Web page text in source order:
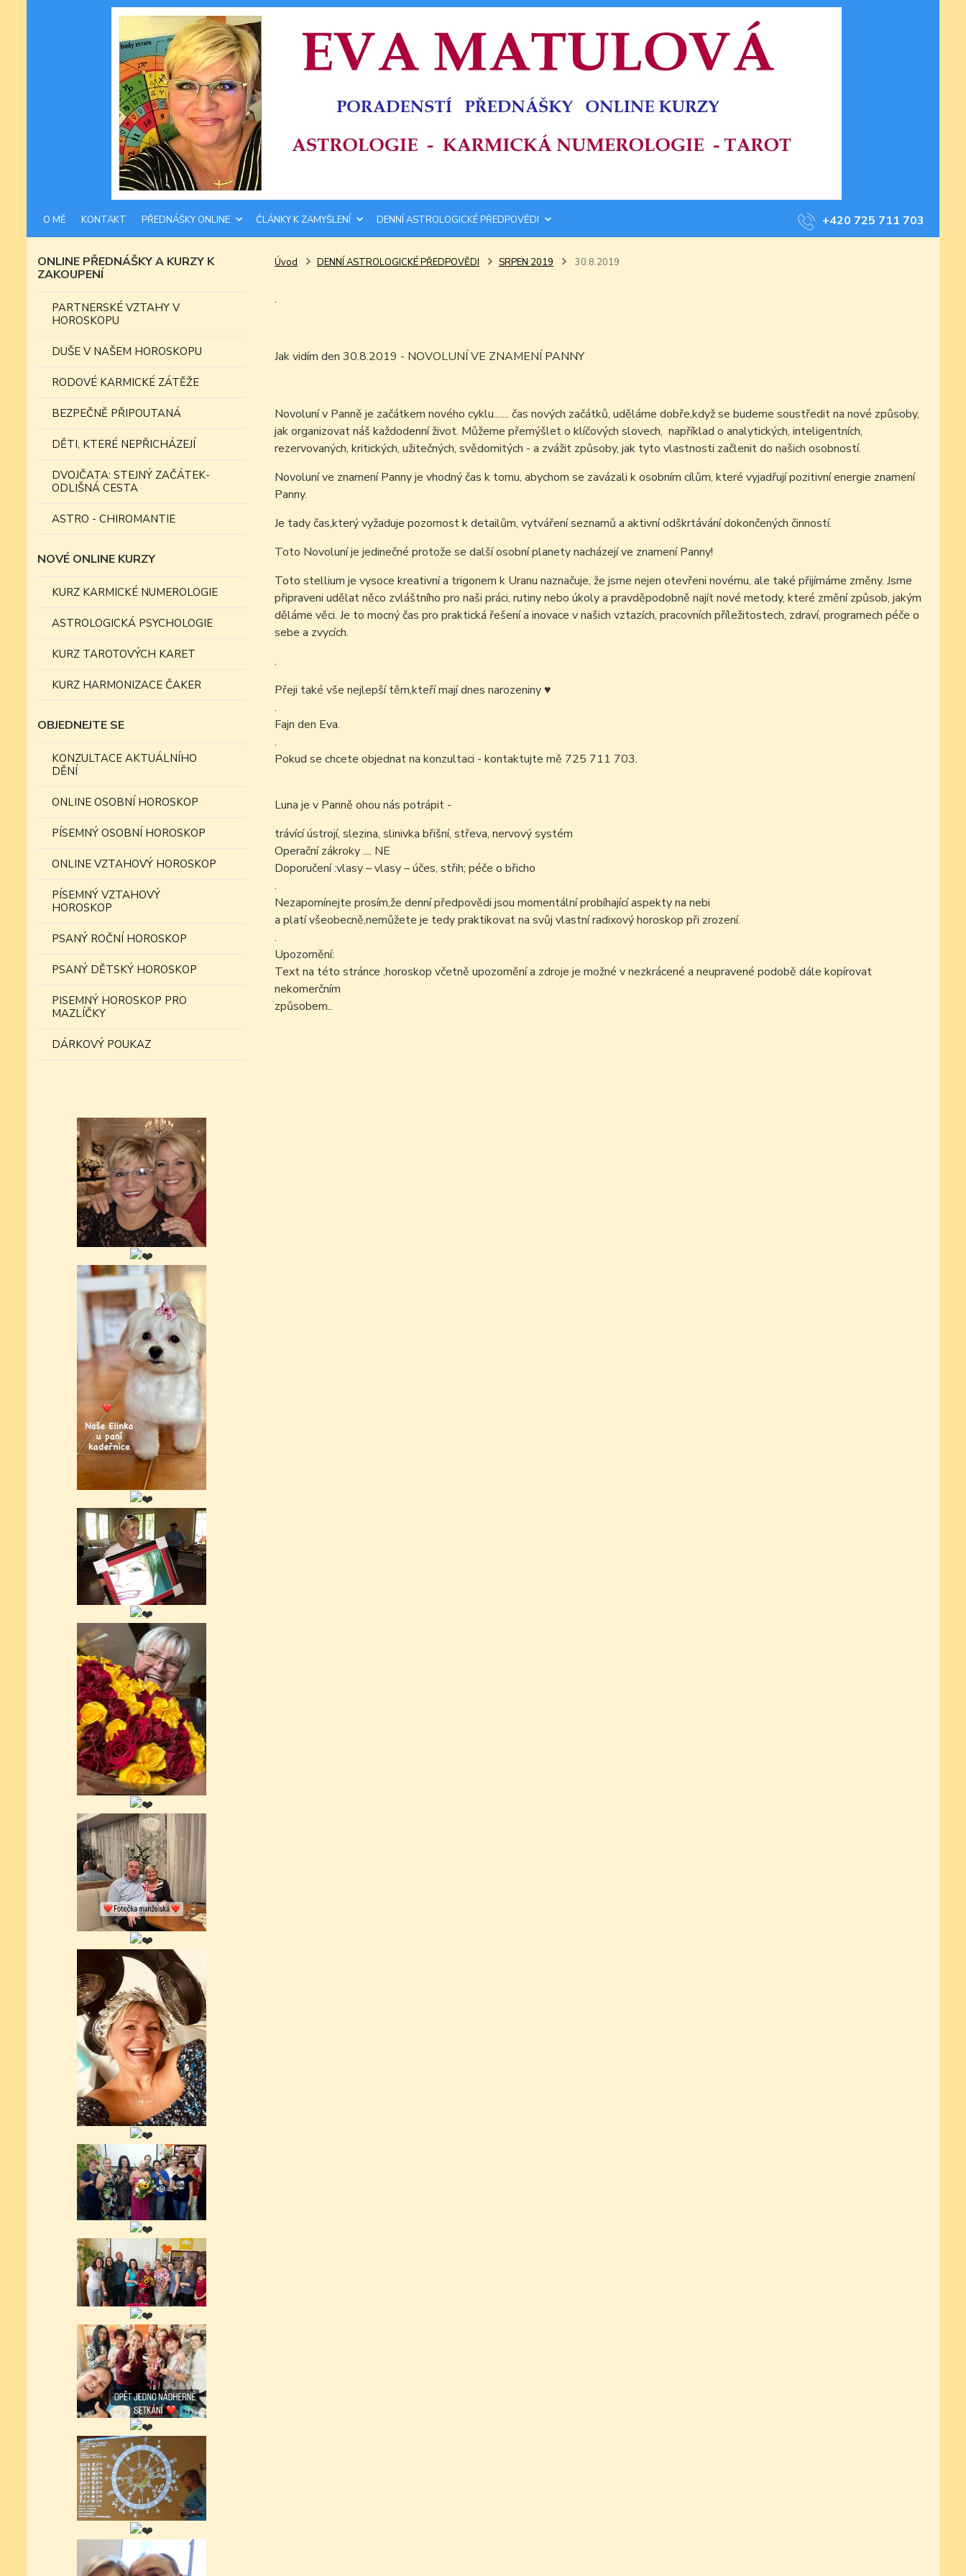
O MĚ KONTAKT PŘEDNÁŠKY ONLINE ČLÁNKY K ZAMYŠLENÍ DENNÍ ASTROLOGICKÉ PŘEDPOVĚDI +420 725 711 703
ONLINE PŘEDNÁŠKY A KURZY K
ZAKOUPENÍ
PARTNERSKÉ VZTAHY V
HOROSKOPU
DUŠE V NAŠEM HOROSKOPU
RODOVÉ KARMICKÉ ZÁTĚŽE
BEZPEČNĚ PŘIPOUTANÁ
DĚTI, KTERÉ NEPŘICHÁZEJÍ
DVOJČATA: STEJNÝ ZAČÁTEK-
ODLIŠNÁ CESTA
ASTRO - CHIROMANTIE
NOVÉ ONLINE KURZY
KURZ KARMICKÉ NUMEROLOGIE
ASTROLOGICKÁ PSYCHOLOGIE
KURZ TAROTOVÝCH KARET
KURZ HARMONIZACE ČAKER
OBJEDNEJTE SE
KONZULTACE AKTUÁLNÍHO
DĚNÍ
ONLINE OSOBNÍ HOROSKOP
PÍSEMNÝ OSOBNÍ HOROSKOP
ONLINE VZTAHOVÝ HOROSKOP
PÍSEMNÝ VZTAHOVÝ
HOROSKOP
PSANÝ ROČNÍ HOROSKOP
PSANÝ DĚTSKÝ HOROSKOP
PISEMNÝ HOROSKOP PRO
MAZLÍČKY
DÁRKOVÝ POUKAZ
Úvod DENNÍ ASTROLOGICKÉ PŘEDPOVĚDI SRPEN 2019 30.8.2019
.
Jak vidím den 30.8.2019 - NOVOLUNÍ VE ZNAMENÍ PANNY
Novoluní v Panně je začátkem nového cyklu....... čas nových začátků, uděláme dobře,když se budeme soustředit na nové způsoby,
jak organizovat náš každodenní život. Můžeme přemýšlet o klíčových slovech, například o analytických, inteligentních,
rezervovaných, kritických, užitečných, svědomitých - a zvážit způsoby, jak tyto vlastnosti začlenit do našich osobností.
Novoluní ve znamení Panny je vhodný čas k tomu, abychom se zavázali k osobním cílům, které vyjadřují pozitivní energie znamení
Panny.
Je tady čas,který vyžaduje pozornost k detailům, vytváření seznamů a aktivní odškrtávání dokončených činností.
Toto Novoluní je jedinečné protože se další osobní planety nacházejí ve znamení Panny!
Toto stellium je vysoce kreativní a trigonem k Uranu naznačuje, že jsme nejen otevřeni novému, ale také přijímáme změny. Jsme
připraveni udělat něco zvláštního pro naši práci, rutiny nebo úkoly a pravděpodobně najít nové metody, které změní způsob, jakým
děláme věci. Je to mocný čas pro praktická řešení a inovace v našich vztazích, pracovních příležitostech, zdraví, programech péče o
sebe a zvycích.
.
Přeji také vše nejlepší těm,kteří mají dnes narozeniny♥
.
Fajn den Eva.
.
Pokud se chcete objednat na konzultaci - kontaktujte mě 725 711 703.
Luna je v Panně ohou nás potrápit -
trávící ústrojí, slezina, slinivka břišní, střeva, nervový systém
Operační zákroky .... NE
Doporučení :vlasy – vlasy – účes, střih; péče o břicho
.
Nezapomínejte prosím,že denní předpovědi jsou momentální probíhající aspekty na nebi
a platí všeobecně,nemůžete je tedy praktikovat na svůj vlastní radixový horoskop při zrození.
.
Upozornění:
Text na této stránce ,horoskop včetně upozornění a zdroje je možné v nezkrácené a neupravené podobě dále kopírovat
nekomerčním
způsobem..